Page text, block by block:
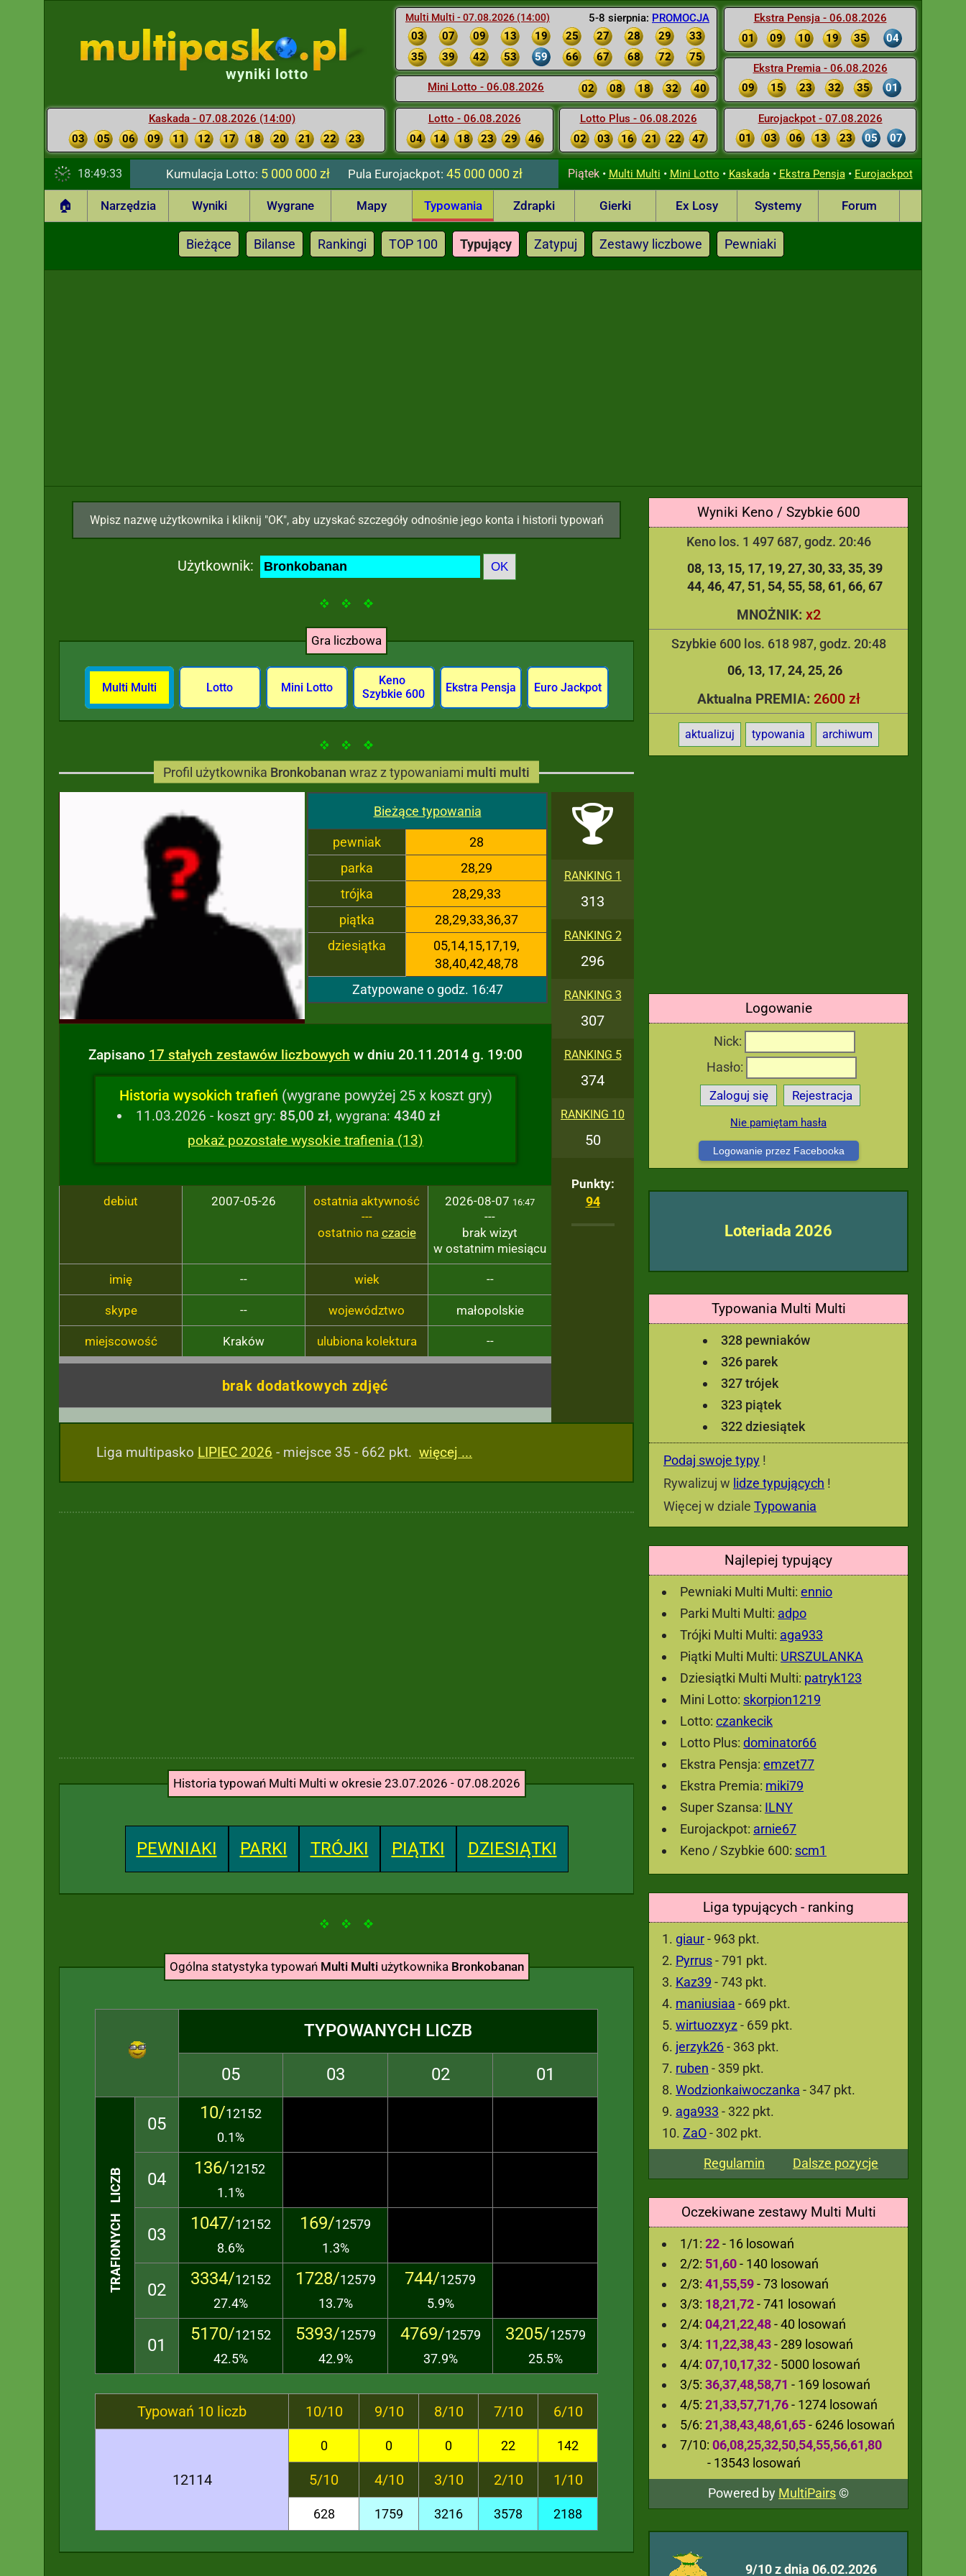
5-8 sierpnia: PROMOCJA
Multi Multi - 07.08.2026 (14:00)
03 07 09 13 19 25 27 28 29
33
35
39 42 53 59 66 67 68 72 75
Mini Lotto - 06.08.2026 02 08 18 32 40
Lotto - 06.08.2026
04
14 18 23 29 46
Lotto Plus - 06.08.2026
02
03 16 21 22 47
Ekstra Pensja - 06.08.2026
01
09 10 19 35 04
Ekstra Premia - 06.08.2026
09
15 23 32 35 01
Eurojackpot - 07.08.2026
01
03 06 13 23 05 07
wyniki lotto
Kaskada - 07.08.2026 (14:00)
03
05 06 09 11 12 17 18 20 21 22 23
18:49:34 Kumulacja Lotto: 5 000 000 zł PulaEurojackpot: 45 000 000 zł Piątek• Multi Multi • Mini Lotto • Kaskada• Ekstra Pensja• Eurojackpot
🏠 Narzędzia Wyniki Wygrane Mapy Typowania Zdrapki Gierki Ex Losy Systemy Forum
Bieżące Bilanse Rankingi TOP 100 Typujący Zatypuj Zestawy liczbowe Pewniaki
Wyniki Keno / Szybkie 600
Keno los. 1 497 687, godz. 20:46
08 13 15 17 19 27 30 33 35 39
44 46 47 51 54 55 58 61 66 67
MNOŻNIK: x2
Szybkie 600 los. 618 987, godz. 20:48
06 13 17 24 25 26
Aktualna PREMIA: 2600 zł
aktualizuj typowania archiwum
Logowanie
Nick:
Hasło:
Zaloguj się Rejestracja
Nie pamiętam hasła
Logowanie przez Facebooka
Loteriada 2026
Typowania Multi Multi
328 pewniaków
326 parek
327 trójek
323 piątek
322 dziesiątek
Podaj swoje typy !
Rywalizuj w lidze typujących !
Więcej w dziale Typowania
Najlepiej typujący
Pewniaki Multi Multi: ennio
Parki Multi Multi: adpo
Trójki Multi Multi: aga933
Piątki Multi Multi: URSZULANKA
Dziesiątki Multi Multi: patryk123
Mini Lotto: skorpion1219
Lotto: czankecik
Lotto Plus: dominator66
Ekstra Pensja: emzet77
Ekstra Premia: miki79
Super Szansa: ILNY
Eurojackpot: arnie67
Keno / Szybkie 600: scm1
Liga typujących - ranking
giaur- 963 pkt.
Pyrrus- 791 pkt.
Kaz39 - 743 pkt.
maniusiaa - 669 pkt.
wirtuozxyz - 659 pkt.
jerzyk26- 363 pkt.
ruben - 359 pkt.
Wodzionkaiwoczanka - 347 pkt.
aga933 - 322 pkt.
ZaO- 302 pkt.
Regulamin
Dalsze pozycje
Oczekiwane zestawy Multi Multi
1/1: 22- 16 losowań
2/2: 51,60- 140 losowań
2/3: 41,55,59- 73 losowań
3/3: 18,21,72- 741 losowań
2/4: 04,21,22,48- 40 losowań
3/4: 11,22,38,43- 289 losowań
4/4: 07,10,17,32- 5000 losowań
3/5: 36,37,48,58,71 - 169 losowań
4/5: 21,33,57,71,76- 1274 losowań
5/6: 21,38,43,48,61,65- 6246 losowań
7/10: 06,08,25,32,50,54,55,56,61,80
- 13543 losowań
Powered by MultiPairs©
9/10 z dnia 06.02.2026
Wpisz nazwę użytkownika i kliknij "OK", aby uzyskać szczegóły odnośnie jego konta i historii typowań
Użytkownik:
Gra liczbowa
Multi Multi Lotto Mini Lotto
Keno
Szybkie 600
Ekstra Pensja Euro Jackpot
Profil użytkownika Bronkobanan wraz z typowaniami multi multi
Bieżące typowania
pewniak
28
parka
28,29
trójka
28,29,33
piątka
28,29,33,36,37
dziesiątka
05,14,15,17,19,
38,40,42,48,78
Zatypowane o godz. 16:47
RANKING 1
313
RANKING 2
296
RANKING 3
307
RANKING 5
374
RANKING 10
50
Punkty:
94
Zapisano 17 stałych zestawów liczbowych w dniu 20.11.2014 g. 19:00
Historia wysokich trafień (wygrane powyżej 25 x koszt gry)
11.03.2026 - koszt gry: 85,00 zł, wygrana: 4340 zł
pokaż pozostałe wysokie trafienia (13)
debiut 2007-05-26
ostatnia aktywność
---
ostatnio na czacie
2026-08-07 16:47
---
brak wizyt
w ostatnim miesiącu
imię -- wiek --
skype -- województwo małopolskie
miejscowość Kraków ulubiona kolektura --
brak dodatkowych zdjęć
Liga multipasko LIPIEC 2026 - miejsce 35 - 662 pkt. więcej ...
Historia typowań Multi Multi w okresie 23.07.2026 - 07.08.2026
PEWNIAKI PARKI TRÓJKI PIĄTKI DZIESIĄTKI
Ogólna statystyka typowań Multi Multiużytkownika Bronkobanan
TYPOWANYCH LICZB
05 03 02 01
TRAFIONYCH LICZB
05
10/12152
0.1%
04
136/12152
1.1%
03
1047/12152
8.6%
169/12579
1.3%
02
3334/12152
27.4%
1728/12579
13.7%
744/12579
5.9%
01
5170/12152
42.5%
5393/12579
42.9%
4769/12579
37.9%
3205/12579
25.5%
Typowań 10 liczb 10/10 9/10 8/10 7/10 6/10
12114
0 0 0 22 142
5/10 4/10 3/10 2/10 1/10
628 1759 3216 3578 2188